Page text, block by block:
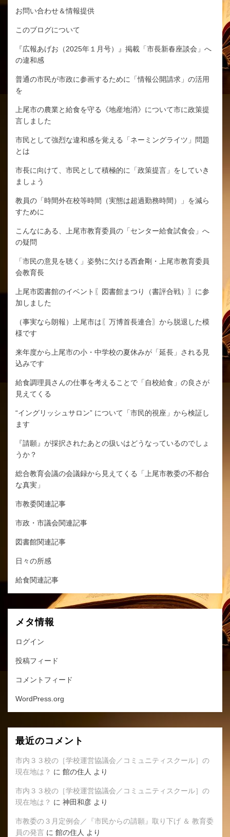
お問い合わせ＆情報提供
このブログについて
『広報あげお（2025年１月号）』掲載「市長新春座談会」へ
の違和感
普通の市民が市政に参画するために「情報公開請求」の活用
を
上尾市の農業と給食を守る《地産地消》について市に政策提
言しました
市民として強烈な違和感を覚える「ネーミングライツ」問題
とは
市長に向けて、市民として積極的に「政策提言」をしていき
ましょう
教員の「時間外在校等時間（実態は超過勤務時間）」を減ら
すために
こんなにある、上尾市教育委員の「センター給食試食会」へ
の疑問
「市民の意見を聴く」姿勢に欠ける西倉剛・上尾市教育委員
会教育長
上尾市図書館のイベント〖図書館まつり（書評合戦）〗に参
加しました
（事実なら朗報）上尾市は〖万博首長連合〗から脱退した模
様です
来年度から上尾市の小・中学校の夏休みが「延長」される見
込みです
給食調理員さんの仕事を考えることで「自校給食」の良さが
見えてくる
“イングリッシュサロン” について「市民的視座」から検証し
ます
『請願』が採択されたあとの扱いはどうなっているのでしょ
うか？
総合教育会議の会議録から見えてくる「上尾市教委の不都合
な真実」
市教委関連記事
市政・市議会関連記事
図書館関連記事
日々の所感
給食関連記事
メタ情報
ログイン
投稿フィード
コメントフィード
WordPress.org
最近のコメント
市内３３校の［学校運営協議会／コミュニティスクール］の
現在地は？ に 館の住人 より
市内３３校の［学校運営協議会／コミュニティスクール］の
現在地は？ に 神田和彦 より
市教委の３月定例会／『市民からの請願』取り下げ ＆ 教育委
員の発言 に 館の住人 より